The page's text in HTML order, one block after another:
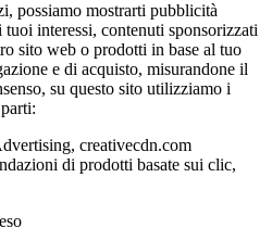
possiamo mostrarti pubblicità
tuoi interessi, contenuti sponsorizzati
sito web o prodotti in base al tuo
e di acquisto, misurandone il
su questo sito utilizziamo i
creativecdn.com
di prodotti basate sui clic,